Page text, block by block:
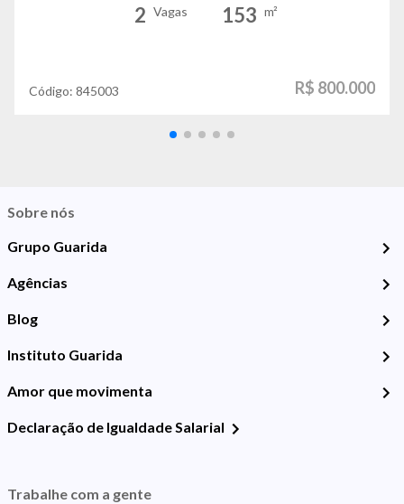
2 Vagas 153 m²
Código: 845003 R$ 800.000
Sobre nós
Grupo Guarida
Agências
Blog
Instituto Guarida
Amor que movimenta
Declaração de Igualdade Salarial
Trabalhe com a gente